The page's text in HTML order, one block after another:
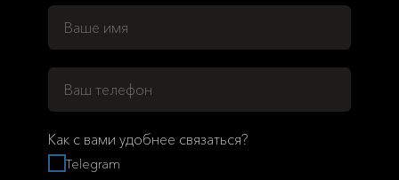
Как с вами удобнее связаться?
Telegram